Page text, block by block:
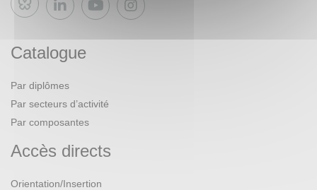
Bluesky
Catalogue
Par diplômes
Par secteurs d’activité
Par composantes
Accès directs
Orientation/Insertion